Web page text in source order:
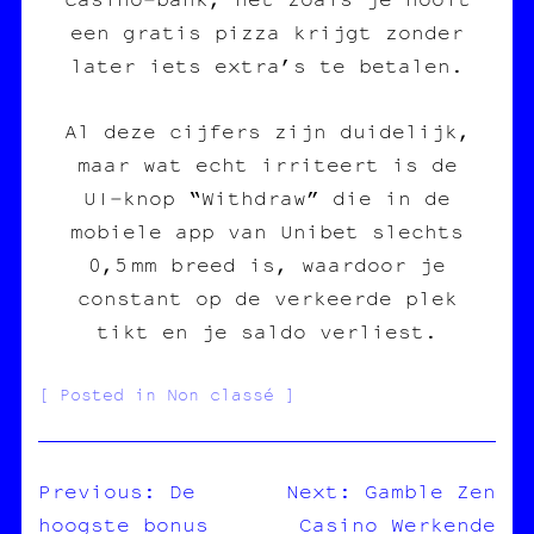
een gratis pizza krijgt zonder
later iets extra’s te betalen.
Al deze cijfers zijn duidelijk,
maar wat echt irriteert is de
UI‑knop “Withdraw” die in de
mobiele app van Unibet slechts
0,5 mm breed is, waardoor je
constant op de verkeerde plek
tikt en je saldo verliest.
Posted in Non classé
Previous:
De
hoogste bonus
Next:
Gamble Zen
Casino Werkende